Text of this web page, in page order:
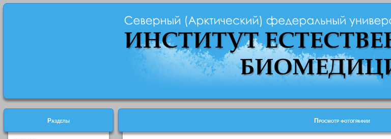
Разделы Просмотр фотографии